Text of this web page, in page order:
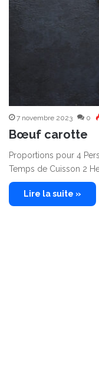
7 novembre 2023 0
Bœuf carotte
Proportions pour 4
Temps de Cuisson 2
Lire la suite »